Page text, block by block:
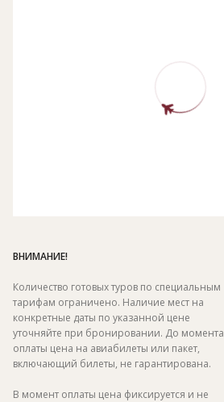
ВНИМАНИЕ!
Количество готовых туров по специальным
тарифам ограничено. Наличие мест на
конкретные даты по указанной цене
уточняйте при бронировании. До момента
оплаты цена на авиабилеты или пакет,
включающий билеты, не гарантирована.
В момент оплаты цена фиксируется и не